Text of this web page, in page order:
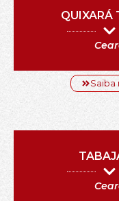
QUIXARÁ
Saiba